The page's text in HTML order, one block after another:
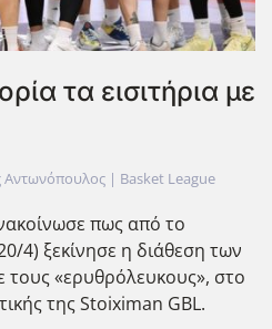
τα εισιτήρια με
Αντωνόπουλος | Basket League
πως από το
4) ξεκίνησε η διάθεση των
τους «ερυθρόλευκους», στο
της Stoiximan GBL.